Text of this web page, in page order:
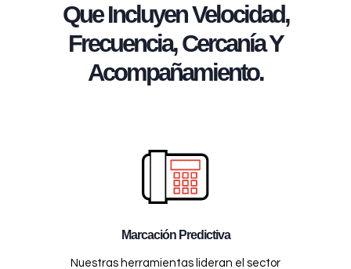
Que Incluyen Velocidad,
Frecuencia, Cercanía Y
Acompañamiento.
Marcación Predictiva
Nuestras herramientas lideran el sector